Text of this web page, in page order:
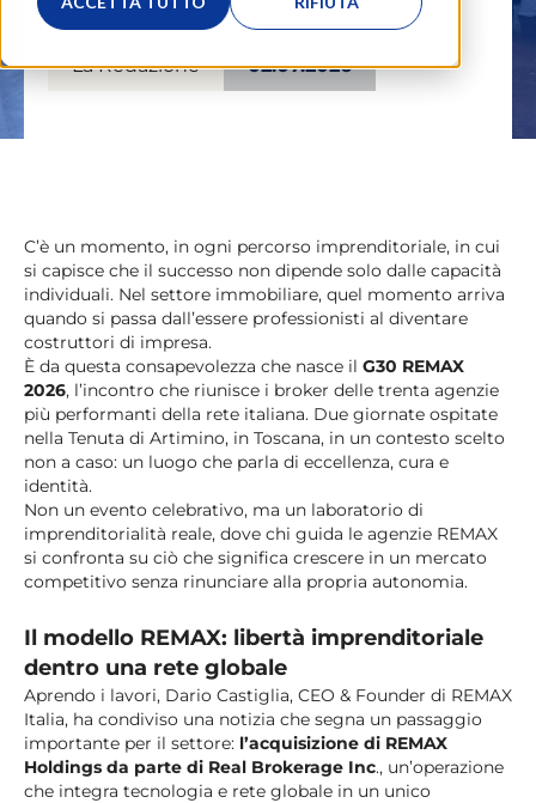
La Redazione 02.07.2026
C’è un momento, in ogni percorso imprenditoriale, in cui
si capisce che il successo non dipende solo dalle capacità
individuali. Nel settore immobiliare, quel momento arriva
quando si passa dall’essere professionisti al diventare
costruttori di impresa.
È da questa consapevolezza che nasce il G30 REMAX
2026, l’incontro che riunisce i broker delle trenta agenzie
più performanti della rete italiana. Due giornate ospitate
nella Tenuta di Artimino, in Toscana, in un contesto scelto
non a caso: un luogo che parla di eccellenza, cura e
identità.
Non un evento celebrativo, ma un laboratorio di
imprenditorialità reale, dove chi guida le agenzie REMAX
si confronta su ciò che significa crescere in un mercato
competitivo senza rinunciare alla propria autonomia.
Il modello REMAX: libertà imprenditoriale
dentro una rete globale
Aprendo i lavori, Dario Castiglia, CEO & Founder di REMAX
Italia, ha condiviso una notizia che segna un passaggio
importante per il settore: l’acquisizione di REMAX
Holdings da parte di Real Brokerage Inc., un’operazione
che integra tecnologia e rete globale in un unico